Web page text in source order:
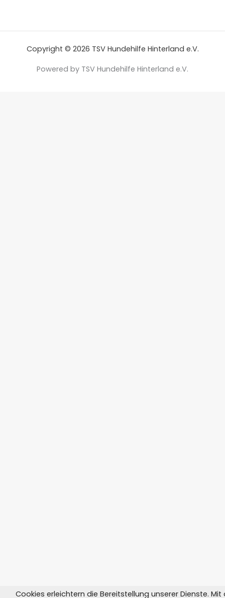
Copyright © 2026 TSV Hundehilfe Hinterland e.V.
Powered by TSV Hundehilfe Hinterland e.V.
Cookies erleichtern die Bereitstellung unserer Dienste. Mit